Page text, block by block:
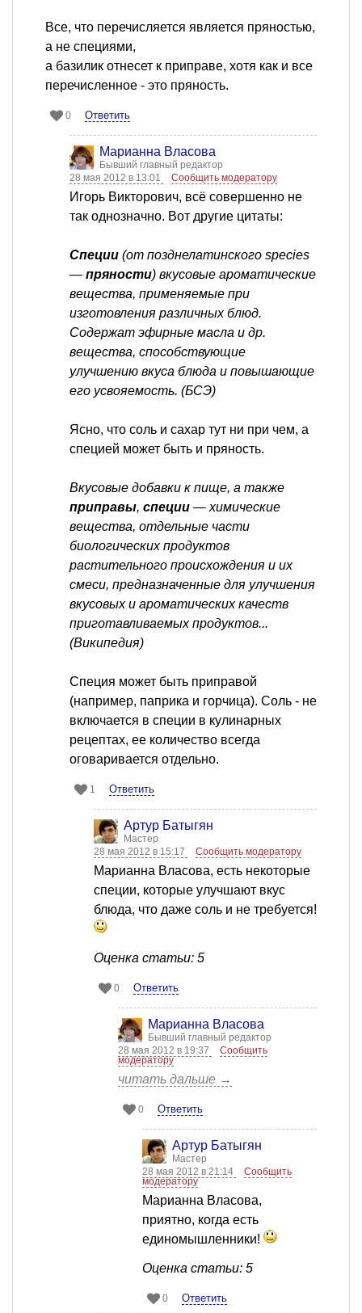
Все, что перечисляется является пряностью,
а не специями,
а базилик отнесет к приправе, хотя как и все
перечисленное - это пряность.
0 Ответить
Марианна Власова
Бывший главный редактор
28 мая 2012 в 13:01
Сообщить модератору
Игорь Викторович, всё совершенно не
так однозначно. Вот другие цитаты:
Специи (от позднелатинского species
— пряности) вкусовые ароматические
вещества, применяемые при
изготовления различных блюд.
Содержат эфирные масла и др.
вещества, способствующие
улучшению вкуса блюда и повышающие
его усвояемость. (БСЭ)
Ясно, что соль и сахар тут ни при чем, а
специей может быть и пряность.
Вкусовые добавки к пище, а также
приправы, специи — химические
вещества, отдельные части
биологических продуктов
растительного происхождения и их
смеси, предназначенные для улучшения
вкусовых и ароматических качеств
приготавливаемых продуктов...
(Википедия)
Специя может быть приправой
(например, паприка и горчица). Соль - не
включается в специи в кулинарных
рецептах, ее количество всегда
оговаривается отдельно.
1 Ответить
Артур Батыгян
Мастер
28 мая 2012 в 15:17
Сообщить модератору
Марианна Власова, есть некоторые
специи, которые улучшают вкус
блюда, что даже соль и не требуется!
Оценка статьи: 5
0 Ответить
Марианна Власова
Бывший главный редактор
28 мая 2012 в 19:37
Сообщить
модератору
читать дальше →
0 Ответить
Артур Батыгян
Мастер
28 мая 2012 в 21:14
Сообщить
модератору
Марианна Власова,
приятно, когда есть
единомышленники!
Оценка статьи: 5
0 Ответить